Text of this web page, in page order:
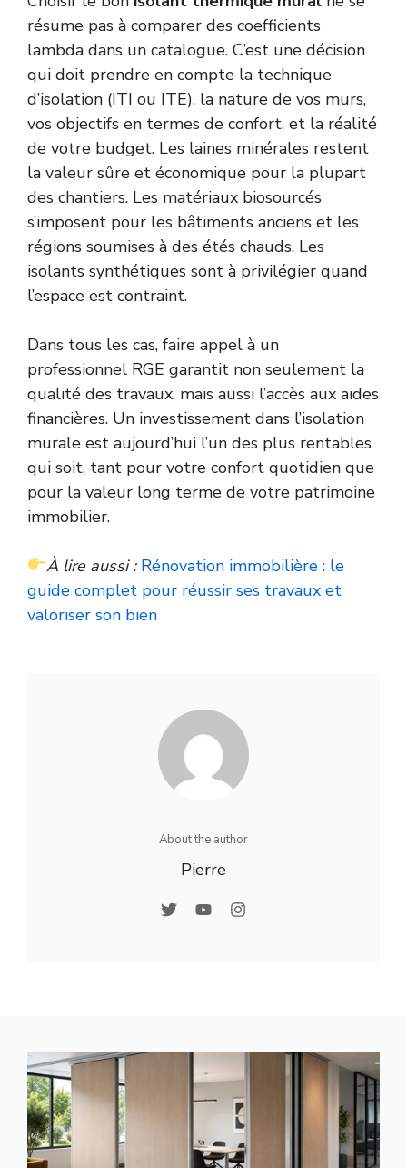
résume pas à comparer des coefficients
lambda dans un catalogue. C’est une décision
qui doit prendre en compte la technique
d’isolation (ITI ou ITE), la nature de vos murs,
vos objectifs en termes de confort, et la réalité
de votre budget. Les laines minérales restent
la valeur sûre et économique pour la plupart
des chantiers. Les matériaux biosourcés
s’imposent pour les bâtiments anciens et les
régions soumises à des étés chauds. Les
isolants synthétiques sont à privilégier quand
l’espace est contraint.
Dans tous les cas, faire appel à un
professionnel RGE garantit non seulement la
qualité des travaux, mais aussi l’accès aux aides
financières. Un investissement dans l’isolation
murale est aujourd’hui l’un des plus rentables
qui soit, tant pour votre confort quotidien que
pour la valeur long terme de votre patrimoine
immobilier.
À lire aussi : Rénovation immobilière : le
guide complet pour réussir ses travaux et
valoriser son bien
About the author
Pierre